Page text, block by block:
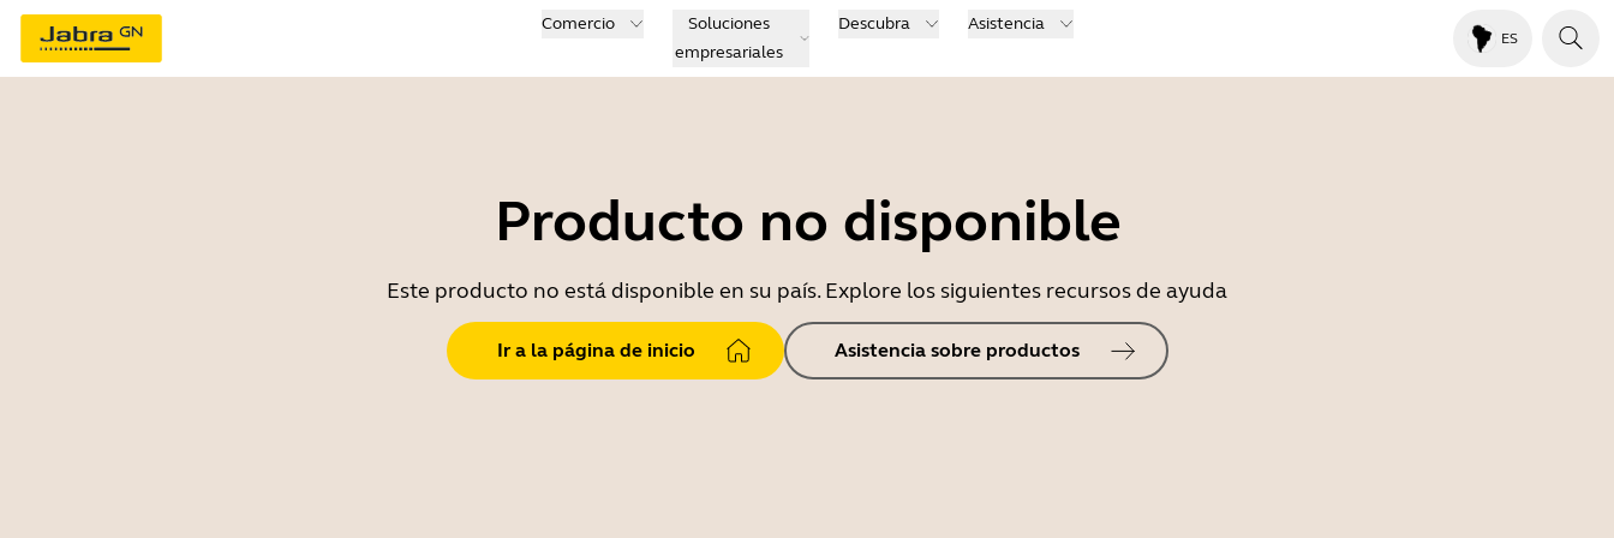
Comercio
Soluciones
empresariales
Descubra Asistencia
ES
Producto no disponible
Este producto no está disponible en su país. Explore los siguientes recursos de ayuda
Ir a la página de inicio Asistencia sobre productos